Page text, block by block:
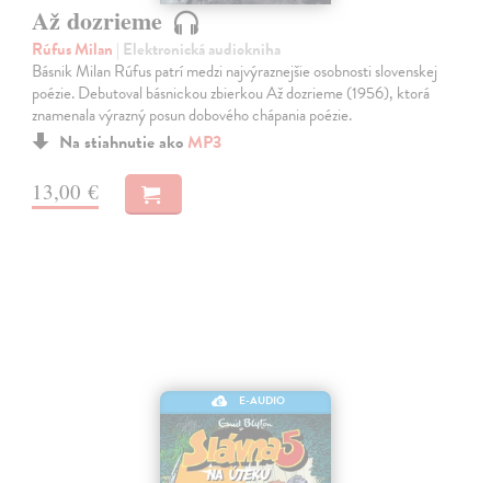
Až dozrieme
Rúfus Milan | Elektronická audiokniha
Básnik Milan Rúfus patrí medzi najvýraznejšie osobnosti slovenskej
poézie. Debutoval básnickou zbierkou Až dozrieme (1956), ktorá
znamenala výrazný posun dobového chápania poézie.
Na stiahnutie ako MP3
13,00 €
E-AUDIO